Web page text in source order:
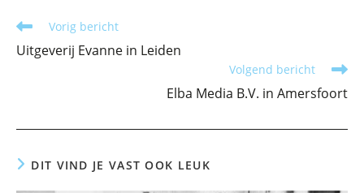
Lees
artikelen
Vorig bericht
Uitgeverij Evanne in Leiden
Volgend bericht
Elba Media B.V. in Amersfoort
DIT VIND JE VAST OOK LEUK